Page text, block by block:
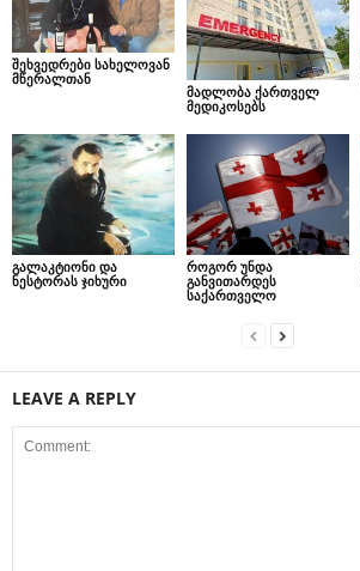
შეხვედრები სახელოვან
მწერალთან
მადლობა ქართველ
მედიკოსებს
გალაკტიონი და
ნესტორას ჯიხური
როგორ უნდა
განვითარდეს
საქართველო
LEAVE A REPLY